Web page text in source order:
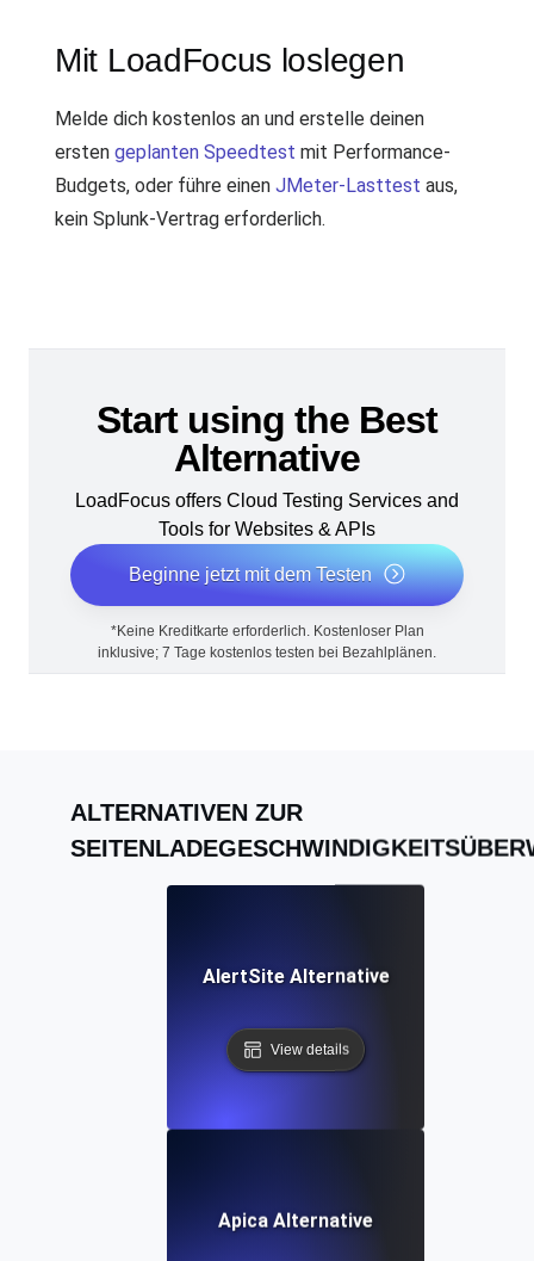
Mit LoadFocus loslegen
Melde dich kostenlos an und erstelle deinen
ersten geplanten Speedtest mit Performance-
Budgets, oder führe einen JMeter-Lasttest aus,
kein Splunk-Vertrag erforderlich.
Start using the Best
Alternative
LoadFocus offers Cloud Testing Services and
Tools for Websites & APIs
Beginne jetzt mit dem Testen
*Keine Kreditkarte erforderlich. Kostenloser Plan
inklusive; 7 Tage kostenlos testen bei Bezahlplänen.
ALTERNATIVEN ZUR
AlertSite Alternative
View details
Apica Alternative